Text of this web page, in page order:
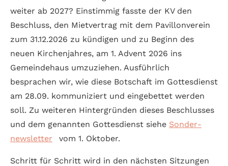
weiter ab 2027? Ein­stimmig fasste der KV den
Beschluss, den Miet­vertrag mit dem Pavillon­verein
zum 31.12.2026 zu kündigen und zu Beginn des
neuen Kirchen­jahres, am 1. Advent 2026 ins
Gemeinde­haus umzuziehen. Aus­führlich
besprachen wir, wie diese Bot­schaft im Gottesdienst
am 28.09. kommun­iziert und ein­ge­bettet werden
soll. Zu weiteren Hinter­gründen dieses Beschlusses
und dem genannten Gottes­dienst siehe Sonder­
news­letter
vom 1. Oktober.
Schritt für Schritt wird in den nächsten Sitzungen